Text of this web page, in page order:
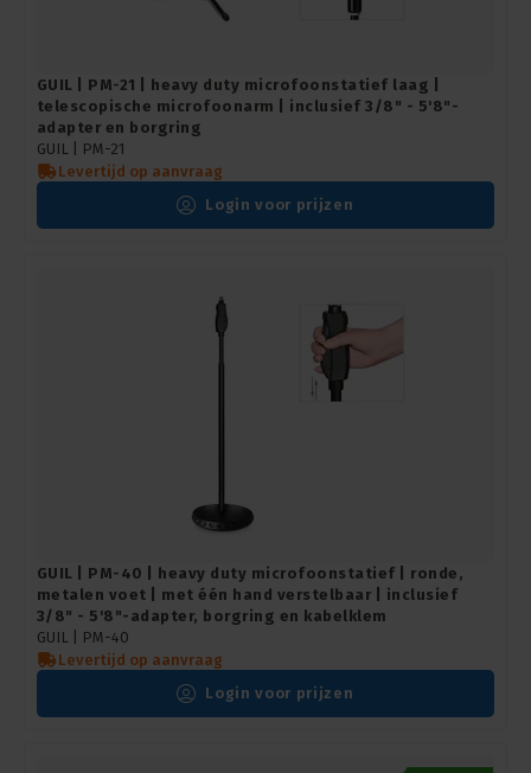
GUIL | PM-21 | heavy duty microfoonstatief laag |
telescopische microfoonarm | inclusief 3/8" - 5'8"-
adapter en borgring
GUIL |
PM-21
Levertijd op aanvraag
Login voor prijzen
GUIL | PM-40 | heavy duty microfoonstatief | ronde,
metalen voet | met één hand verstelbaar | inclusief
3/8" - 5'8"-adapter, borgring en kabelklem
GUIL |
PM-40
Levertijd op aanvraag
Login voor prijzen